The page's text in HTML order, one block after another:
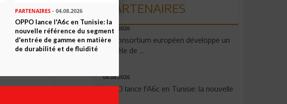
Envoyer
PARTENAIRES
06.08.2026
Un consortium européen développe un
modèle de ...
04.08.2026
OPPO lance l'A6c en Tunisie: la nouvelle
PARTENAIRES- 04.08.2026
OPPO lance l'A6c en Tunisie: la
nouvelle référence du segment
d'entrée de gamme en matière
de durabilité et de fluidité